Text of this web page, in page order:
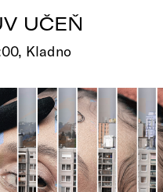
UČEŇ
Kladno